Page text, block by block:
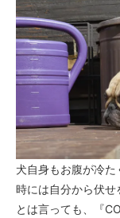
犬自身もお腹が冷
時には自分から伏せ
とは言っても、『